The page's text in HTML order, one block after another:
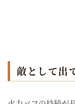
敵として出